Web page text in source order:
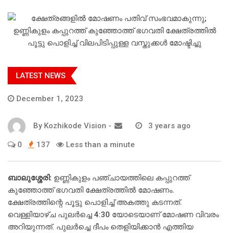
LATEST NEWS
December 1, 2023
By Kozhikode Vision - 3 years ago
0 137 Less than a minute
ബാലുശ്ശേരി: ഉണ്ണികുളം പഞ്ചായത്തിലെ കപ്പുറത്ത്
കുഞ്ഞോത്ത് ഭഗവതി ക്ഷേത്രത്തില്‍ മോഷണം.
ക്ഷേത്രത്തിന്റെ പൂട്ടു പൊളിച്ച് അകത്തു കടന്നത്.
വെള്ളിയാഴ്ച പുലര്‍ച്ചെ 4:30 യോടെയാണ് മോഷണ വിവരം
അറിയുന്നത്. പുലര്‍ച്ചെ ദീപം തെളിയിക്കാന്‍ എത്തിയ